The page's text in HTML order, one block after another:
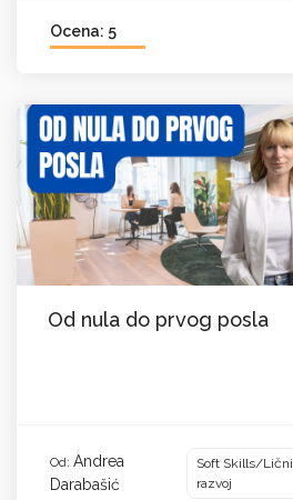
Ocena: 5
Od nula do prvog posla
Od: Andrea
Darabašić
Soft Skills/Lični
razvoj